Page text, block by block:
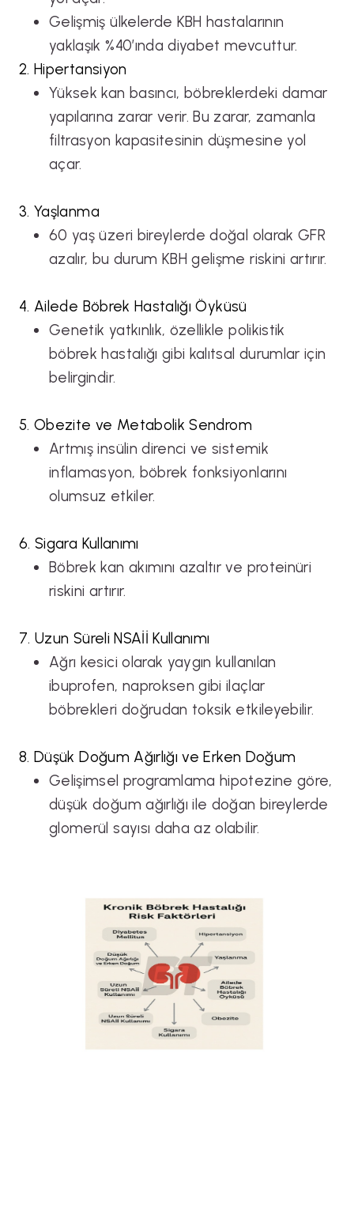
Gelişmiş ülkelerde KBH hastalarının
yaklaşık %40’ında diyabet mevcuttur.
2. Hipertansiyon
Yüksek kan basıncı, böbreklerdeki damar
yapılarına zarar verir. Bu zarar, zamanla
filtrasyon kapasitesinin düşmesine yol
açar.
3. Yaşlanma
60 yaş üzeri bireylerde doğal olarak GFR
azalır, bu durum KBH gelişme riskini artırır.
4. Ailede Böbrek Hastalığı Öyküsü
Genetik yatkınlık, özellikle polikistik
böbrek hastalığı gibi kalıtsal durumlar için
belirgindir.
5. Obezite ve Metabolik Sendrom
Artmış insülin direnci ve sistemik
inflamasyon, böbrek fonksiyonlarını
olumsuz etkiler.
6. Sigara Kullanımı
Böbrek kan akımını azaltır ve proteinüri
riskini artırır.
7. Uzun Süreli NSAİİ Kullanımı
Ağrı kesici olarak yaygın kullanılan
ibuprofen, naproksen gibi ilaçlar
böbrekleri doğrudan toksik etkileyebilir.
8. Düşük Doğum Ağırlığı ve Erken Doğum
Gelişimsel programlama hipotezine göre,
düşük doğum ağırlığı ile doğan bireylerde
glomerül sayısı daha az olabilir.